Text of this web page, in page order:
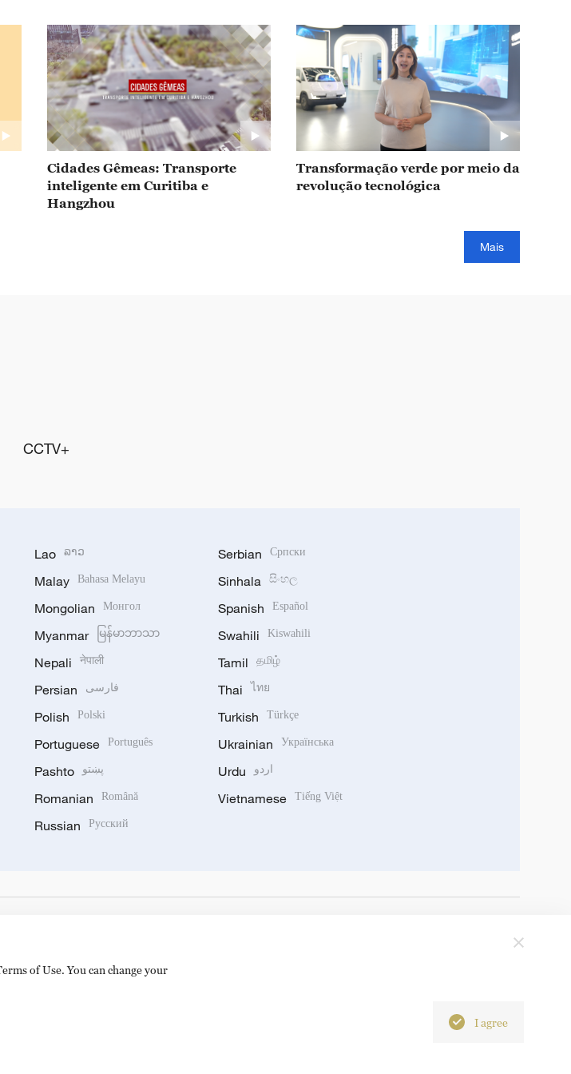
Cidades Gêmeas: Transporte
inteligente em Curitiba e
Hangzhou
Transformação verde por meio da
revolução tecnológica
Mais
CCTV+
Lao ລາວ
Malay Bahasa Melayu
Mongolian Монгол
Myanmar မြန်မာဘာသာ
Nepali नेपाली
Persian فارسی
Polish Polski
Portuguese Português
Pashto پښتو
Romanian Română
Russian Русский
Serbian Српски
Sinhala සිංහල
Spanish Español
Swahili Kiswahili
Tamil தமிழ்
Thai ไทย
Turkish Türkçe
Ukrainian Українська
Urdu اردو
Vietnamese Tiếng Việt
100040
of Use. You can change your
I agree